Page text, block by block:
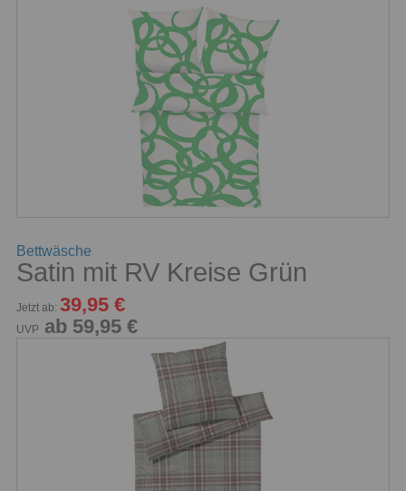
Bettwäsche
Satin mit RV Kreise Grün
Jetzt ab: 39,95 €
UVP ab 59,95 €